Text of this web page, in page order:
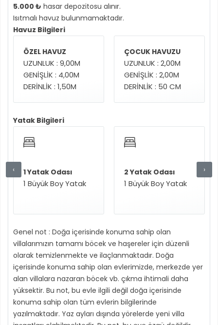
5.000 ₺ hasar depozitosu alınır.
Isıtmalı havuz bulunmamaktadır.
Havuz Bilgileri
ÖZEL HAVUZ
UZUNLUK : 9,00M
GENİŞLİK : 4,00M
DERİNLİK : 1,50M
ÇOCUK HAVUZU
UZUNLUK : 2,00M
GENİŞLİK : 2,00M
DERİNLİK : 50 CM
Yatak Bilgileri
1 Yatak Odası
1 Büyük Boy Yatak
2 Yatak Odası
1 Büyük Boy Yatak
‹ ›
Genel not : Doğa içerisinde konuma sahip olan
villalarımızın tamamı böcek ve haşereler için düzenli
olarak temizlenmekte ve ilaçlanmaktadır. Doğa
içerisinde konuma sahip olan evlerimizde, merkezde yer
alan villalara nazaran böcek vb. çıkma ihtimali daha
yüksektir. Bu not, bu evle ilgili değil doğa içerisinde
konuma sahip olan tüm evlerin bilgilerinde
yazılmaktadır. Yaz ayları dışında yörelerde yeni villa